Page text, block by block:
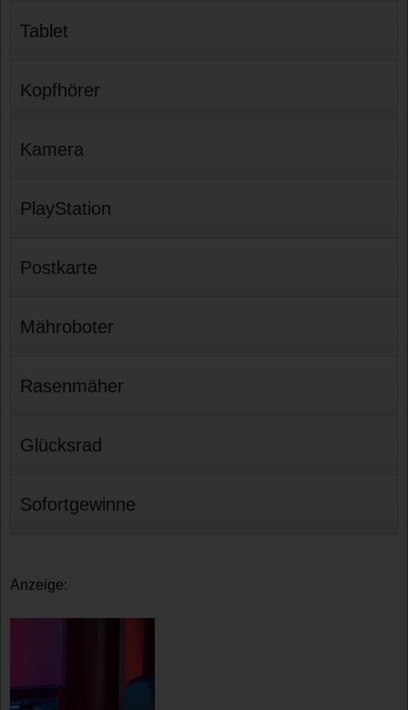
Tablet
Kopfhörer
Kamera
PlayStation
Postkarte
Mähroboter
Rasenmäher
Glücksrad
Sofortgewinne
Anzeige: